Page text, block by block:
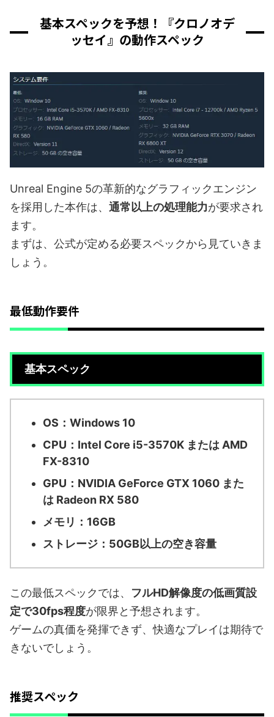
基本スペックを予想！『クロノオデ
ッセイ』の動作スペック
Unreal Engine 5の革新的なグラフィックエンジン
を採用した本作は、 通常以上の処理能力が要求され
ます。
まずは、公式が定める必要スペックから見ていきま
しょう。
最低動作要件
基本スペック
OS：Windows 10
CPU：Intel Core i5-3570K または AMD
FX-8310
GPU：NVIDIA GeForce GTX 1060 また
は Radeon RX 580
メモリ：16GB
ストレージ：50GB以上の空き容量
この最低スペックでは、 フルHD解像度の低画質設
定で30fps程度が限界と予想されます。
ゲームの真価を発揮できず、快適なプレイは期待で
きないでしょう。
推奨スペック